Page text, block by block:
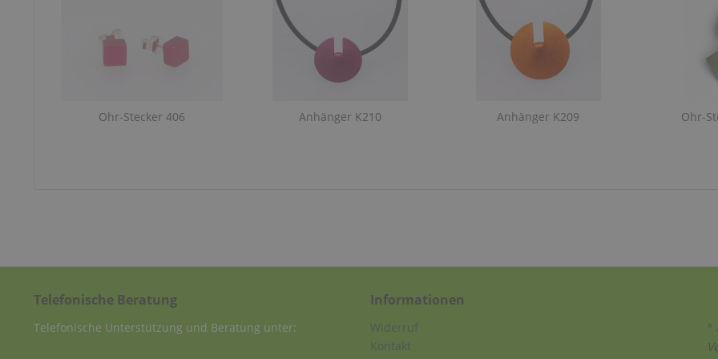
Ohr-Stecker 406 Anhänger K210 Anhänger K209 Ohr-
Telefonische Beratung
Telefonische Unterstützung und Beratung unter:
Informationen
Widerruf
Kontakt
*